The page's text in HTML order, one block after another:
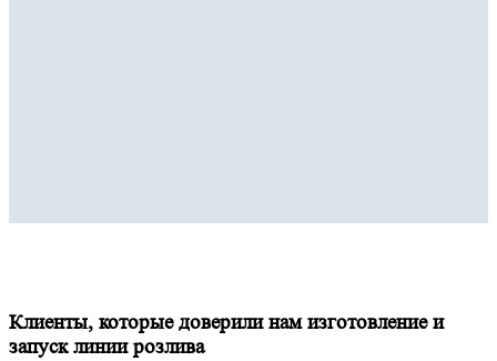
Клиенты, которые доверили нам изготовление и
запуск линии розлива